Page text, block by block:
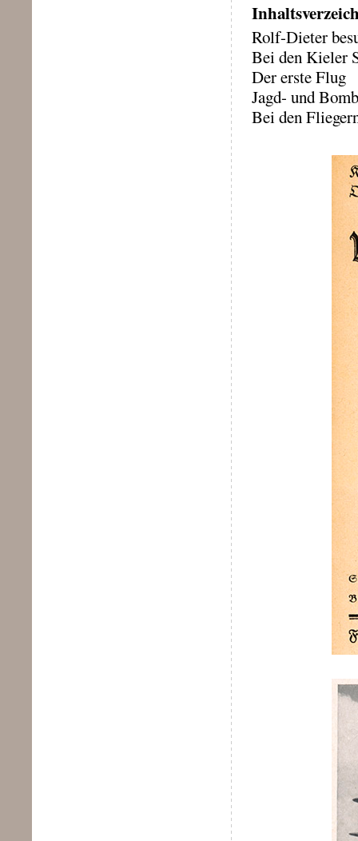
Rolf-Dieter
Bei den Kieler
Der erste Flug
Jagd- und
Bei den